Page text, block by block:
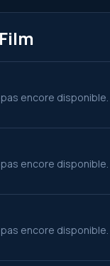
encore disponible.
encore disponible.
encore disponible.